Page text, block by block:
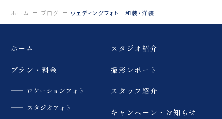
……………………… #
ウェディングフォト
#dressy花嫁 #プラコレ
予約・ご見学、ご相談
……………………… #
装前撮り #dressy花嫁
#プラコレ #福島前撮り
ホーム ブログ ウェディングフォト｜和装・洋装
ホーム
プラン・料金
ロケーションフォト
スタジオフォト
スタジオ紹介
撮影レポート
スタッフ紹介
キャンペーン・お知らせ